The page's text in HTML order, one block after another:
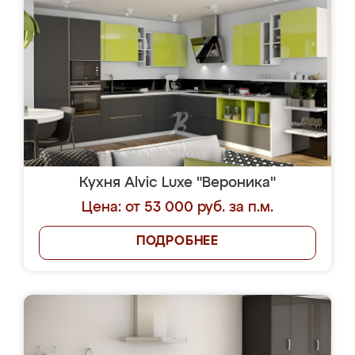
Кухня Alvic Luxe "Вероника"
Цена: от 53 000 руб. за п.м.
ПОДРОБНЕЕ